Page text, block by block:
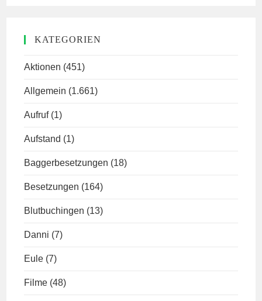
KATEGORIEN
Aktionen (451)
Allgemein (1.661)
Aufruf (1)
Aufstand (1)
Baggerbesetzungen (18)
Besetzungen (164)
Blutbuchingen (13)
Danni (7)
Eule (7)
Filme (48)